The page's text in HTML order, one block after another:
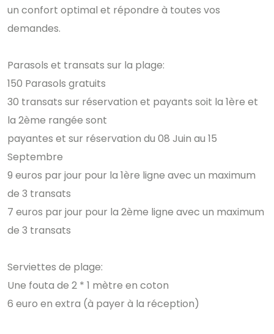
un confort optimal et répondre à toutes vos
demandes.
Parasols et transats sur la plage:
150 Parasols gratuits
30 transats sur réservation et payants soit la 1ère et
la 2ème rangée sont
payantes et sur réservation du 08 Juin au 15
Septembre
9 euros par jour pour la 1ère ligne avec un maximum
de 3 transats
7 euros par jour pour la 2ème ligne avec un maximum
de 3 transats
Serviettes de plage:
Une fouta de 2 * 1 mètre en coton
6 euro en extra (à payer à la réception)